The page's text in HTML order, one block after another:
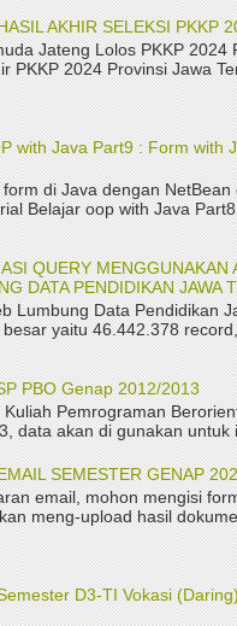
AKHIR SELEKSI PKKP
Jateng Lolos PKKP 2024
PKKP 2024 Provinsi Jawa
with Java Part9 : Form with
di Java dengan
Belajar oop with Java
QUERY MENGGUNAKAN
DATA PENDIDIKAN JAWA
Lumbung Data Pendidikan
yaitu 46.442.378
PBO Genap 2012/2013
Pemrograman
data akan di gunakan untuk
SEMESTER GENAP
email, mohon mengisi
meng-upload hasil
D3-TI Vokasi